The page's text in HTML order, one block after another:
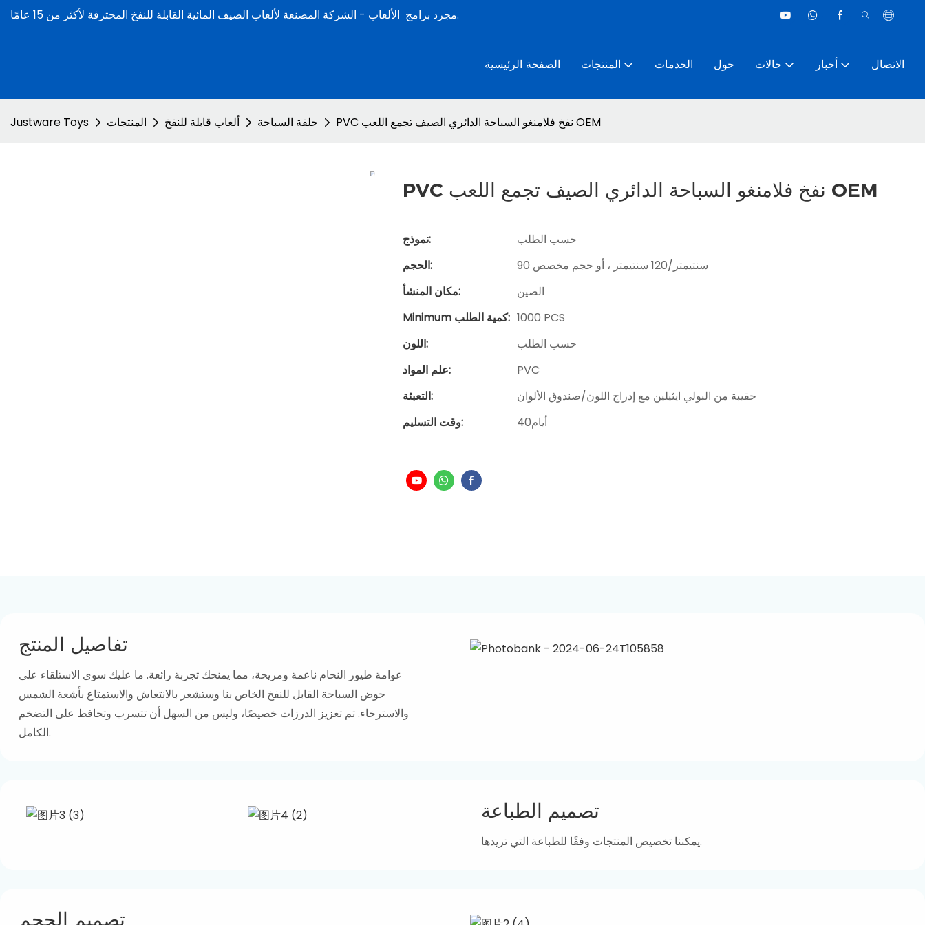
مجرد برامج الألعاب - الشركة المصنعة لألعاب الصيف المائية القابلة للنفخ المحترفة لأكثر من 15 عامًا.
الصفحة الرئيسية المنتجات الخدمات حول حالات أخبار الاتصال
Justware Toys المنتجات ألعاب قابلة للنفخ حلقة السباحة PVC نفخ فلامنغو السباحة الدائري الصيف تجمع اللعب OEM
PVC نفخ فلامنغو السباحة الدائري الصيف تجمع اللعب OEM
نموذج:
حسب الطلب
الحجم:
90 سنتيمتر/120 سنتيمتر ، أو حجم مخصص
مكان المنشأ:
الصين
Minimum كمية الطلب: 1000 PCS
اللون:
حسب الطلب
علم المواد:
PVC
التعبئة:
حقيبة من البولي ايثيلين مع إدراج اللون/صندوق الألوان
وقت التسليم:
أيام40
تفاصيل المنتج
عوامة طيور النحام ناعمة ومريحة، مما يمنحك تجربة رائعة. ما عليك سوى الاستلقاء على
حوض السباحة القابل للنفخ الخاص بنا وستشعر بالانتعاش والاستمتاع بأشعة الشمس
والاسترخاء. تم تعزيز الدرزات خصيصًا، وليس من السهل أن تتسرب وتحافظ على التضخم
الكامل.
تصميم الطباعة
يمكننا تخصيص المنتجات وفقًا للطباعة التي تريدها.
تصميم الحجم